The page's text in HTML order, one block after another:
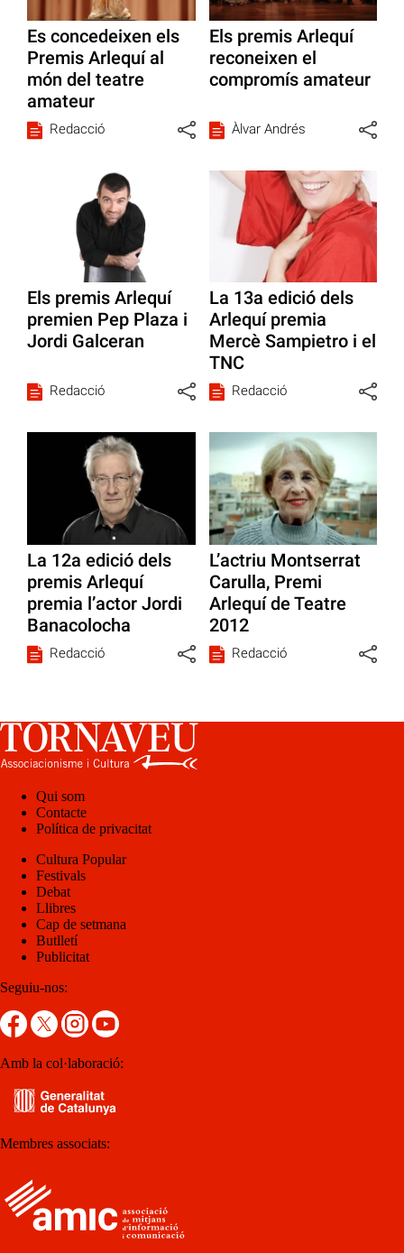
Es concedeixen els
Premis Arlequí al
món del teatre
amateur
Redacció
Els premis Arlequí
reconeixen el
compromís amateur
Àlvar Andrés
Els premis Arlequí
premien Pep Plaza i
Jordi Galceran
Redacció
La 13a edició dels
Arlequí premia
Mercè Sampietro i el
TNC
Redacció
La 12a edició dels
premis Arlequí
premia l’actor Jordi
Banacolocha
Redacció
L’actriu Montserrat
Carulla, Premi
Arlequí de Teatre
2012
Redacció
Qui som
Contacte
Política de privacitat
Cultura Popular
Festivals
Debat
Llibres
Cap de setmana
Butlletí
Publicitat
Seguiu-nos:
Amb la col·laboració:
Membres associats: